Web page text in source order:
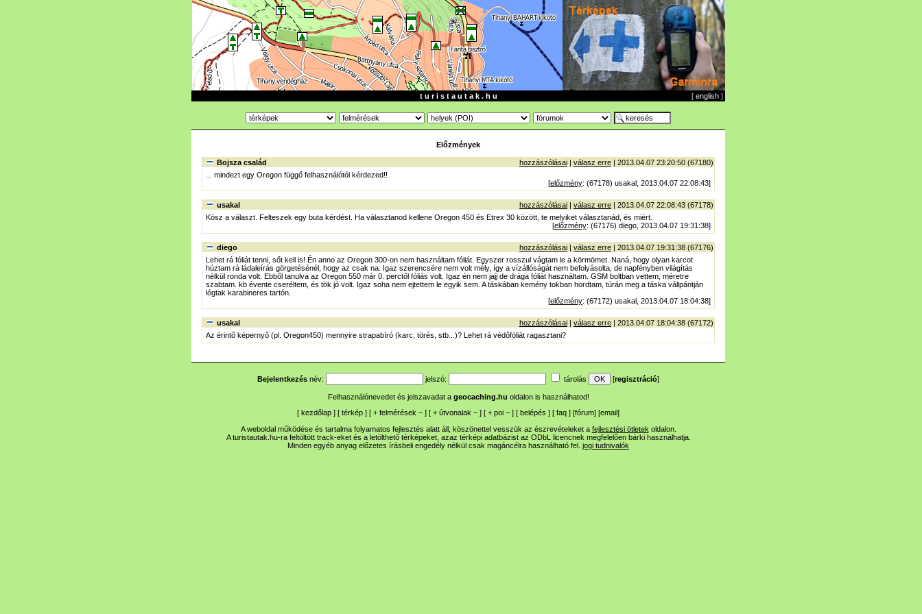
t u r i s t a u t a k . h u [ english ]
Előzmények
Bojsza család hozzászólásai | válasz erre | 2013.04.07 23:20:50 (67180)
... mindezt egy Oregon függő felhasználótól kérdezed!!
[előzmény: (67178) usakal, 2013.04.07 22:08:43]
usakal hozzászólásai | válasz erre | 2013.04.07 22:08:43 (67178)
Kösz a választ. Felteszek egy buta kérdést. Ha választanod kellene Oregon 450 és Etrex 30 között, te melyiket választanád, és miért.
[előzmény: (67176) diego, 2013.04.07 19:31:38]
diego hozzászólásai | válasz erre | 2013.04.07 19:31:38 (67176)
Lehet rá fóliát tenni, sőt kell is! Én anno az Oregon 300-on nem használtam fóliát. Egyszer rosszul vágtam le a körmömet. Naná, hogy olyan karcot
húztam rá ládaleírás görgetésénél, hogy az csak na. Igaz szerencsére nem volt mély, így a vízállóságát nem befolyásolta, de napfényben világítás
nélkül ronda volt. Ebből tanulva az Oregon 550 már 0. perctől fóliás volt. Igaz én nem jajj de drága fóliát használtam. GSM boltban vettem, méretre
szabtam. kb évente cseréltem, és tök jó volt. Igaz soha nem ejtettem le egyik sem. A táskában kemény tokban hordtam, túrán meg a táska vállpántján
lógtak karabineres tartón.
[előzmény: (67172) usakal, 2013.04.07 18:04:38]
usakal hozzászólásai | válasz erre | 2013.04.07 18:04:38 (67172)
Az érintő képernyő (pl. Oregon450) mennyire strapabíró (karc, törés, stb...)? Lehet rá védőfóliát ragasztani?
Bejelentkezés név: jelszó: tárolás [regisztráció]
Felhasználónevedet és jelszavadat a geocaching.hu oldalon is használhatod!
[ kezdőlap ] [ térkép ] [ + felmérések ~ ] [ + útvonalak ~ ] [ + poi ~ ] [ belépés ] [ faq ] [fórum] [email]
A weboldal működése és tartalma folyamatos fejlesztés alatt áll, köszönettel vesszük az észrevételeket a fejlesztési ötletek oldalon.
A turistautak.hu-ra feltöltött track-eket és a letölthető térképeket, azaz térképi adatbázist az ODbL licencnek megfelelően bárki használhatja.
Minden egyéb anyag előzetes írásbeli engedély nélkül csak magáncélra használható fel. jogi tudnivalók